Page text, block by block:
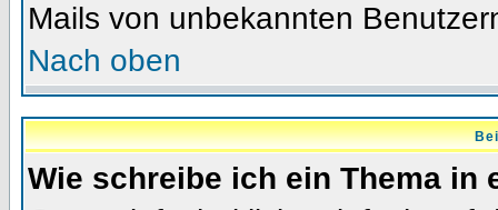
Mails von unbekannten
Nach oben
Wie schreibe ich ein Thema in